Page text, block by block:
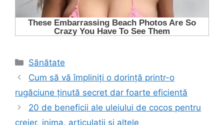
Categorii
Sănătate
Cum să vă împliniți o dorință printr-o
rugăciune ținută secret dar foarte eficientă
20 de beneficii ale uleiului de cocos pentru
creier, inima, articulatii si altele